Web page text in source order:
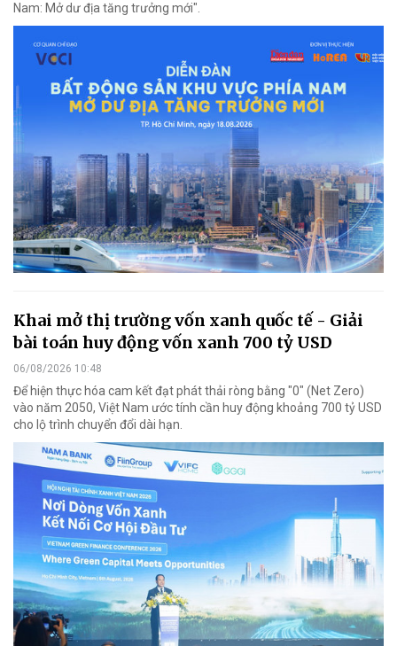
Nam: Mở dư địa tăng trưởng mới".
Khai mở thị trường vốn xanh quốc tế - Giải
bài toán huy động vốn xanh 700 tỷ USD
06/08/2026 10:48
Để hiện thực hóa cam kết đạt phát thải ròng bằng "0" (Net Zero)
vào năm 2050, Việt Nam ước tính cần huy động khoảng 700 tỷ USD
cho lộ trình chuyển đổi dài hạn.